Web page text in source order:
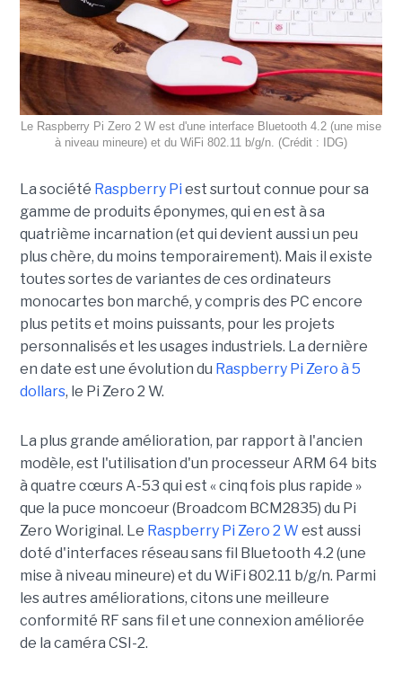
Le Raspberry Pi Zero 2 W est d'une interface Bluetooth 4.2 (une mise
à niveau mineure) et du WiFi 802.11 b/g/n. (Crédit : IDG)
La société Raspberry Pi est surtout connue pour sa
gamme de produits éponymes, qui en est à sa
quatrième incarnation (et qui devient aussi un peu
plus chère, du moins temporairement). Mais il existe
toutes sortes de variantes de ces ordinateurs
monocartes bon marché, y compris des PC encore
plus petits et moins puissants, pour les projets
personnalisés et les usages industriels. La dernière
en date est une évolution du Raspberry Pi Zero à 5
dollars, le Pi Zero 2 W.
La plus grande amélioration, par rapport à l'ancien
modèle, est l'utilisation d'un processeur ARM 64 bits
à quatre cœurs A-53 qui est « cinq fois plus rapide »
que la puce moncoeur (Broadcom BCM2835) du Pi
Zero Woriginal. Le Raspberry Pi Zero 2 W est aussi
doté d'interfaces réseau sans fil Bluetooth 4.2 (une
mise à niveau mineure) et du WiFi 802.11 b/g/n. Parmi
les autres améliorations, citons une meilleure
conformité RF sans fil et une connexion améliorée
de la caméra CSI-2.